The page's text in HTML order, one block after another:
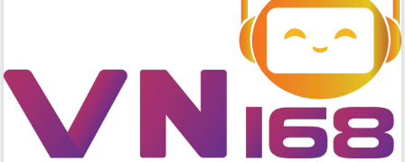
Đẩy mạnh cải cách hành chính, quyết
tâm đạt được mục tiêu tăng trưởng
hai con số trong năm 2026
Tổ chức trang trọng Lễ hội Đền thờ
Lương Văn Chánh năm 2026